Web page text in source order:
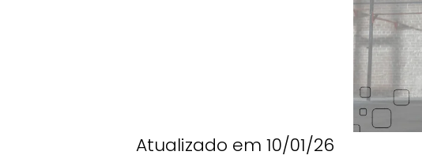
Atualizado em 10/01/26